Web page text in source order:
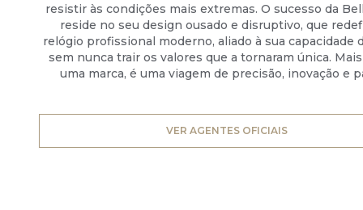
resistir às condições mais extremas. O sucesso da
reside no seu design ousado e disruptivo, que
relógio profissional moderno, aliado à sua capacidade
sem nunca trair os valores que a tornaram única.
uma marca, é uma viagem de precisão, inovação e
VER AGENTES OFICIAIS